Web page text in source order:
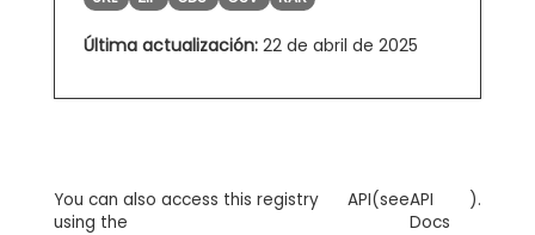
Última actualización: 22 de abril de 2025
You can also access this registry
using the
API(seeAPI
Docs
).